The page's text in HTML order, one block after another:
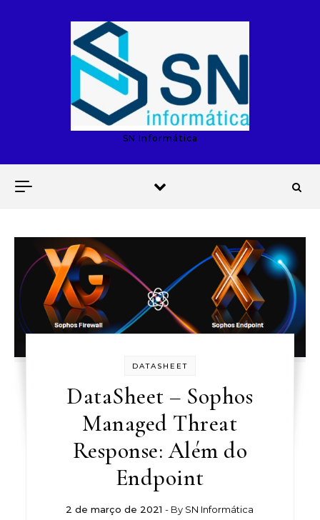
SN Informática
DATASHEET
DataSheet – Sophos
Managed Threat
Response: Além do
Endpoint
2 de março de 2021 - By SN Informática